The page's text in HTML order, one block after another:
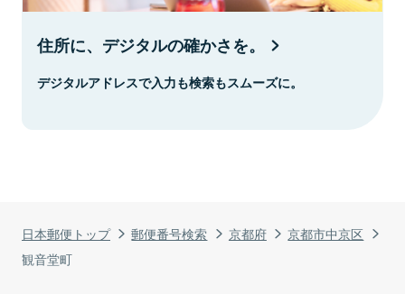
日本郵便トップ 郵便番号検索 京都府
京都市中京区
観音堂町
住所に、デジタルの確かさを。
デジタルアドレスで入力も検索もスムーズに。